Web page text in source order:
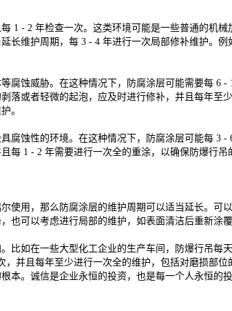
1 - 2 年检查一次。这类环境可能是一些普通的机
维护周期，每 3 - 4 年进行一次局部修补维护。
蚀威胁。在这种情况下，防腐涂层可能需要每 6
落或者轻微的起泡，应及时进行修补，并且每年
。
蚀性的环境。在这种情况下，防腐涂层可能每 3
每 1 - 2 年需要进行一次全的重涂，以确保防爆行
用，那么防腐涂层的维护周期可以适当延长。可
也可以考虑进行局部的维护，如表面清洁后重新涂覆
比如在一些大型化工企业的生产车间，防爆行吊
并且每年至少进行一次全的维护，包括对磨损部位
本。诚信是企业永恒的投资，也是每一个人永恒